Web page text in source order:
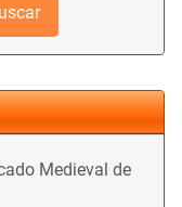
Medieval de